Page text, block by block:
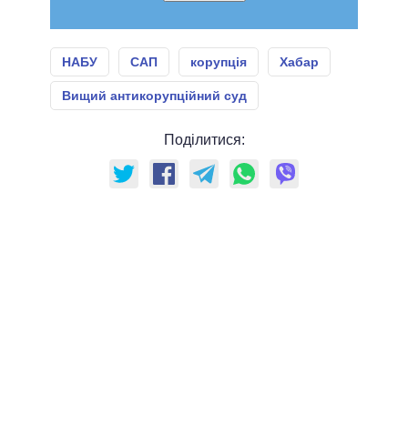
НАБУ САП корупція Хабар
Вищий антикорупційний суд
Поділитися: